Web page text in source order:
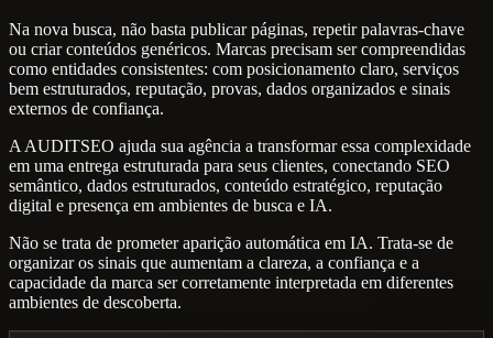
Na nova busca, não basta publicar páginas, repetir palavras-chave
ou criar conteúdos genéricos. Marcas precisam ser compreendidas
como entidades consistentes: com posicionamento claro, serviços
bem estruturados, reputação, provas, dados organizados e sinais
externos de confiança.
A AUDITSEO ajuda sua agência a transformar essa complexidade
em uma entrega estruturada para seus clientes, conectando SEO
semântico, dados estruturados, conteúdo estratégico, reputação
digital e presença em ambientes de busca e IA.
Não se trata de prometer aparição automática em IA. Trata-se de
organizar os sinais que aumentam a clareza, a confiança e a
capacidade da marca ser corretamente interpretada em diferentes
ambientes de descoberta.